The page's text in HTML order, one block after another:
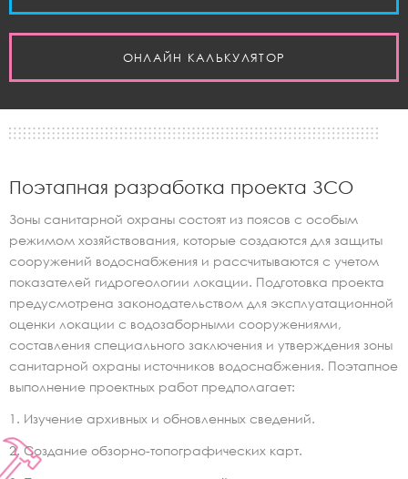
ОНЛАЙН КАЛЬКУЛЯТОР
Поэтапная разработка проекта ЗСО
Зоны санитарной охраны состоят из поясов с особым
режимом хозяйствования, которые создаются для защиты
сооружений водоснабжения и рассчитываются с учетом
показателей гидрогеологии локации. Подготовка проекта
предусмотрена законодательством для эксплуатационной
оценки локации с водозаборными сооружениями,
составления специального заключения и утверждения зоны
санитарной охраны источников водоснабжения. Поэтапное
выполнение проектных работ предполагает:
Изучение архивных и обновленных сведений.
Создание обзорно-топографических карт.